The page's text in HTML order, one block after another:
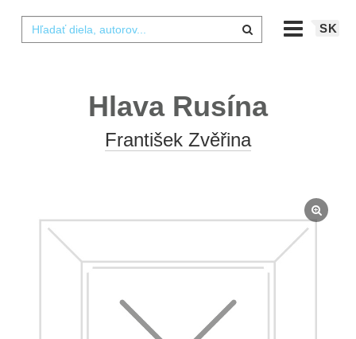
SK
Hlava Rusína
František Zvěřina